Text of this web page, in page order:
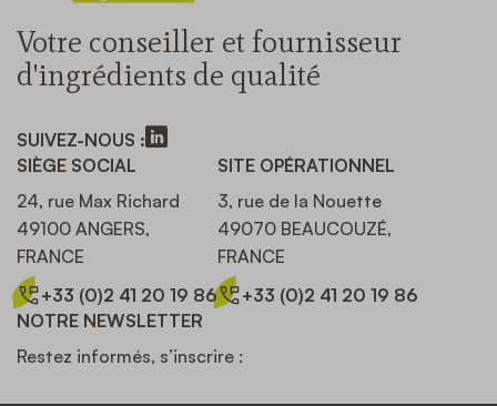
Votre conseiller et fournisseur
d'ingrédients de qualité
SUIVEZ-NOUS :
SIÈGE SOCIAL
24, rue Max Richard
49100 ANGERS,
FRANCE
+33 (0)2 41 20 19 86
SITE OPÉRATIONNEL
3, rue de la Nouette
49070 BEAUCOUZÉ,
FRANCE
+33 (0)2 41 20 19 86
NOTRE NEWSLETTER
Restez informés, s’inscrire :